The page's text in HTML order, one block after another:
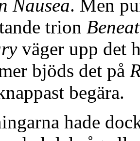
Nausea. Men
trion
väger upp det
bjöds det på
begära.
hade